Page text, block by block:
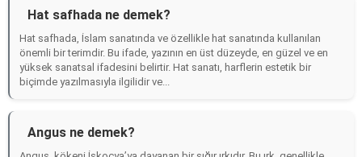
Hat safhada ne demek?
Hat safhada, İslam sanatında ve özellikle hat sanatında kullanılan
önemli bir terimdir. Bu ifade, yazının en üst düzeyde, en güzel ve en
yüksek sanatsal ifadesini belirtir. Hat sanatı, harflerin estetik bir
biçimde yazılmasıyla ilgilidir ve...
Angus ne demek?